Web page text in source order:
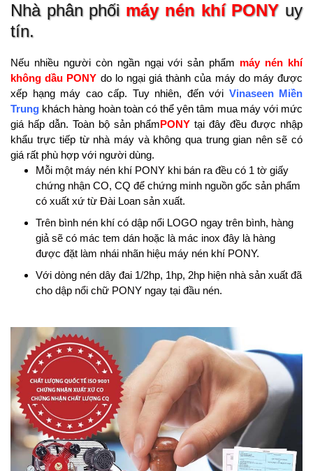
Nhà phân phối máy nén khí PONYuy
tín.
Nếu nhiều người còn ngần ngại với sản phẩm máy nén khí
không dầu PONY do lo ngại giá thành của máy do máy được
xếp hạng máy cao cấp. Tuy nhiên, đến với Vinaseen Miền
Trung khách hàng hoàn toàn có thể yên tâm mua máy với mức
giá hấp dẫn. Toàn bộ sản phẩmPONY tại đây đều được nhập
khẩu trực tiếp từ nhà máy và không qua trung gian nên sẽ có
giá rất phù hợp với người dùng.
Mỗi một máy nén khí PONY khi bán ra đều có 1 tờ giấy
chứng nhận CO, CQ để chứng minh nguồn gốc sản phẩm
có xuất xứ từ Đài Loan sản xuất.
Trên bình nén khí có dập nổi LOGO ngay trên bình, hàng
giả sẽ có mác tem dán hoặc là mác inox đây là hàng
được đặt làm nhái nhãn hiệu máy nén khí PONY.
Với dòng nén dây đai 1/2hp, 1hp, 2hp hiện nhà sản xuất đã
cho dập nổi chữ PONY ngay tại đầu nén.